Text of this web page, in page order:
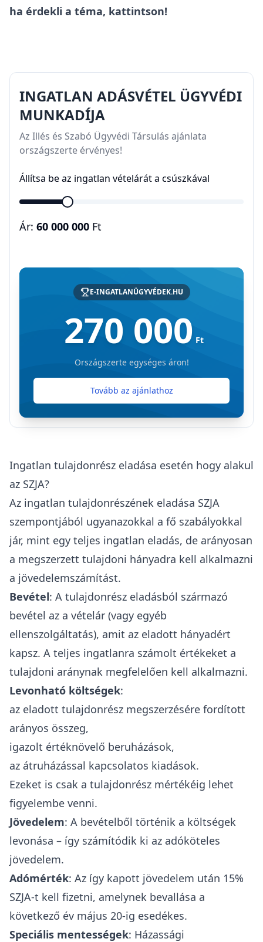
ha érdekli a téma, kattintson!
INGATLAN ADÁSVÉTEL ÜGYVÉDI
MUNKADÍJA
Az Illés és Szabó Ügyvédi Társulás ajánlata
országszerte érvényes!
Állítsa be az ingatlan vételárát a csúszkával
Ár: 60 000 000 Ft
E-INGATLANÜGYVÉDEK.HU
270 000 Ft
Országszerte egységes áron!
Tovább az ajánlathoz
Ingatlan tulajdonrész eladása esetén hogy alakul
az SZJA?
Az ingatlan tulajdonrészének eladása SZJA
szempontjából ugyanazokkal a fő szabályokkal
jár, mint egy teljes ingatlan eladás, de arányosan
a megszerzett tulajdoni hányadra kell alkalmazni
a jövedelemszámítást.
Bevétel: A tulajdonrész eladásból származó
bevétel az a vételár (vagy egyéb
ellenszolgáltatás), amit az eladott hányadért
kapsz. A teljes ingatlanra számolt értékeket a
tulajdoni aránynak megfelelően kell alkalmazni.
Levonható költségek:
az eladott tulajdonrész megszerzésére fordított
arányos összeg,
igazolt értéknövelő beruházások,
az átruházással kapcsolatos kiadások.
Ezeket is csak a tulajdonrész mértékéig lehet
figyelembe venni.
Jövedelem: A bevételből történik a költségek
levonása – így számítódik ki az adóköteles
jövedelem.
Adómérték: Az így kapott jövedelem után 15%
SZJA-t kell fizetni, amelynek bevallása a
következő év május 20-ig esedékes.
Speciális mentességek: Házassági